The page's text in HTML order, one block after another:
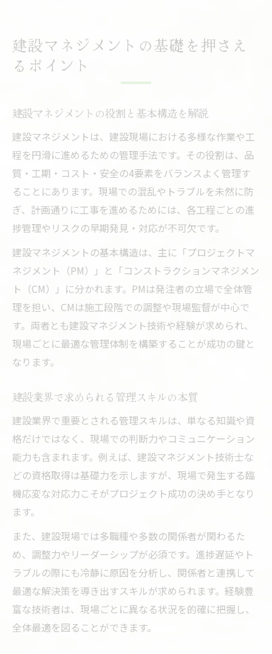
現場で役立つ建設用語と実務知識
建設用語ばか・あんこの意味と現場実例
建設現場で使う言葉の正しい理解法
コミュニケーションに強い建設用語活用術
建設の現場力を上げる実務知識の整理
建設マネジメントならPMとCMの違いを理解
建設マネジメントにおけるPMとCMの比較
現場で役立つPMとCMの使い分けポイント
建設管理の多様な役割と責任の違い
建設現場でのPM・CM選択の基準とは
しんどさ比較から見る建設職の適性と選び方
建設業のしんどさを現場比較から分析
建設マネジメントで働きやすさを判断
建設職の適性と向き不向きを知る方法
建設現場で求められる判断力の磨き方
建設マネジメントで発揮する工夫の実例
現場対応力を高めるマネジメントの知恵
建設業でトラブル回避する判断のコツ
実践的な建設マネジメント手法の極意
建設マネジメント現場で使う実践的手法
建設業におけるリスク管理の要点と工夫
建設マネジメント技術を実務で活かす術
成功する建設現場のマネジメント事例集
建設管理の現場ノウハウと改善ポイント
建設マネジメントの基礎を押さえ
るポイント
建設マネジメントの役割と基本構造を解説
建設マネジメントは、建設現場における多様な作業や工
程を円滑に進めるための管理手法です。その役割は、品
質・工期・コスト・安全の4要素をバランスよく管理す
ることにあります。現場での混乱やトラブルを未然に防
ぎ、計画通りに工事を進めるためには、各工程ごとの進
捗管理やリスクの早期発見・対応が不可欠です。
建設マネジメントの基本構造は、主に「プロジェクトマ
ネジメント（PM）」と「コンストラクションマネジメン
ト（CM）」に分かれます。PMは発注者の立場で全体管
理を担い、CMは施工段階での調整や現場監督が中心で
す。両者とも建設マネジメント技術や経験が求められ、
現場ごとに最適な管理体制を構築することが成功の鍵と
なります。
建設業界で求められる管理スキルの本質
建設業界で重要とされる管理スキルは、単なる知識や資
格だけではなく、現場での判断力やコミュニケーション
能力も含まれます。例えば、建設マネジメント技術士な
どの資格取得は基礎力を示しますが、現場で発生する臨
機応変な対応力こそがプロジェクト成功の決め手となり
ます。
また、建設現場では多職種や多数の関係者が関わるた
め、調整力やリーダーシップが必須です。進捗遅延やト
ラブルの際にも冷静に原因を分析し、関係者と連携して
最適な解決策を導き出すスキルが求められます。経験豊
富な技術者は、現場ごとに異なる状況を的確に把握し、
全体最適を図ることができます。